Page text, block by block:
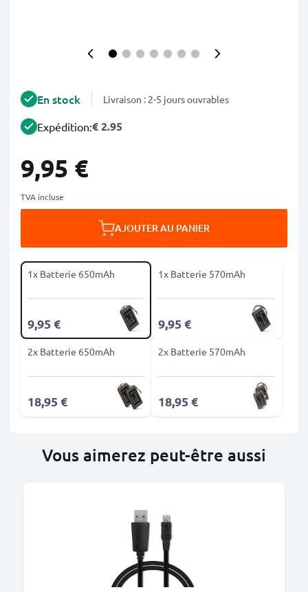
En stock Livraison : 2-5 jours ouvrables
Expédition:€ 2.95
9,95 €
TVA incluse
AJOUTER AU PANIER
1x Batterie 650mAh
9,95 €
1x Batterie 570mAh
9,95 €
2x Batterie 650mAh
18,95 €
2x Batterie 570mAh
18,95 €
Vous aimerez peut-être aussi